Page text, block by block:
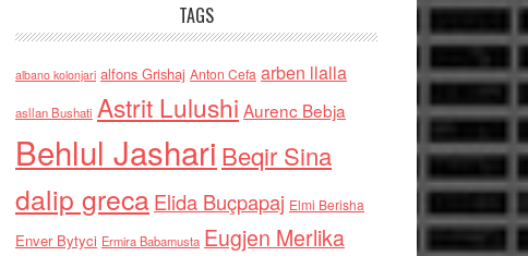
TAGS
albano kolonjari alfons Grishaj Anton Cefa arben llalla
asllan Bushati Astrit Lulushi Aurenc Bebja
Behlul Jashari Beqir Sina
dalip grecaElida Buçpapaj Elmi Berisha
Enver Bytyci Ermira Babamusta Eugjen Merlika